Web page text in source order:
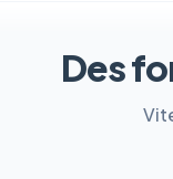
Des